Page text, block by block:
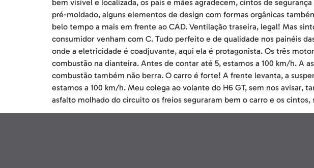
bem visível e localizada, os pais e mães agradecem, cintos de
pré-moldado, alguns elementos de design com formas orgânicas
belo tempo a mais em frente ao CAD. Ventilação traseira, legal! Mas
consumidor venham com C. Tudo perfeito e de qualidade nos painéis
onde a eletricidade é coadjuvante, aqui ela é protagonista. Os três
combustão na dianteira. Antes de contar até 5, estamos a 100 km/h. A
combustão também não berra. O carro é forte! A frente levanta, a
estamos a 100 km/h. Meu colega ao volante do H6 GT, sem nos
asfalto molhado do circuito os freios seguraram bem o carro e os cintos,